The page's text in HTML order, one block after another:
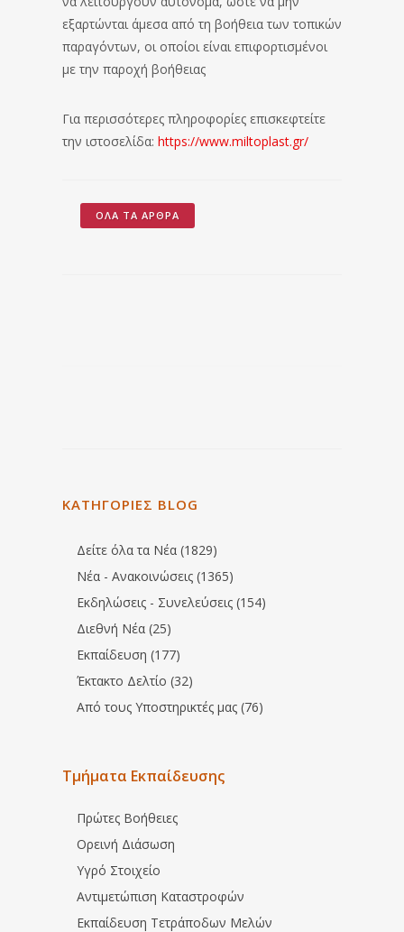
εξαρτώνται άμεσα από τη βοήθεια των τοπικών
παραγόντων, οι οποίοι είναι επιφορτισμένοι
με την παροχή βοήθειας
Για περισσότερες πληροφορίες επισκεφτείτε
την ιστοσελίδα: https://www.miltoplast.gr/
ΌΛΑ ΤΑ ΆΡΘΡΑ
ΚΑΤΗΓΟΡΙΕΣ BLOG
Δείτε όλα τα Νέα (1829)
Νέα - Ανακοινώσεις (1365)
Εκδηλώσεις - Συνελεύσεις (154)
Διεθνή Νέα (25)
Εκπαίδευση (177)
Έκτακτο Δελτίο (32)
Από τους Υποστηρικτές μας (76)
Τμήματα Εκπαίδευσης
Πρώτες Βοήθειες
Ορεινή Διάσωση
Υγρό Στοιχείο
Αντιμετώπιση Καταστροφών
Εκπαίδευση Τετράποδων Μελών